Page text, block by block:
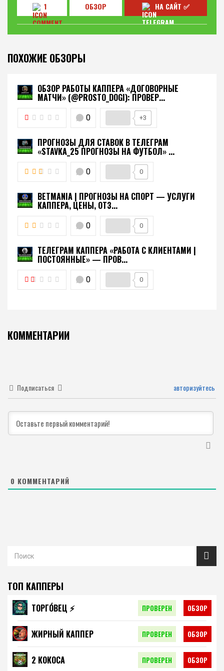
1
ОБЗОР НА САЙТ ✅
ПОХОЖИЕ ОБЗОРЫ
ОБЗОР РАБОТЫ КАППЕРА «ДОГОВОРНЫЕ
МАТЧИ» (@PROSTO_DOGI): ПРОВЕР...
0 +3
ПРОГНОЗЫ ДЛЯ СТАВОК В ТЕЛЕГРАМ
«STAVKA_25 ПРОГНОЗЫ НА ФУТБОЛ» ...
0 0
BETMANIA | ПРОГНОЗЫ НА СПОРТ — УСЛУГИ
КАППЕРА, ЦЕНЫ, ОТЗ...
0 0
ТЕЛЕГРАМ КАППЕРА «РАБОТА С КЛИЕНТАМИ |
ПОСТОЯННЫЕ» — ПРОВ...
0 0
КОММЕНТАРИИ
Подписаться авторизуйтесь
0 КОММЕНТАРИЙ
ТОП КАППЕРЫ
ТОРГО́ВЕЦ ⚡️ ПРОВЕРЕН ОБЗОР
ЖИРНЫЙ КАППЕР ПРОВЕРЕН ОБЗОР
2 КОКОСА ПРОВЕРЕН ОБЗОР